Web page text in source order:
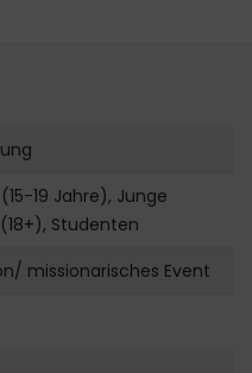
19 Jahre), Junge
Studenten
missionarisches Event